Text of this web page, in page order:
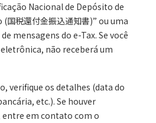
Nacional de Depósito de
税還付金振込通知書)” ou uma
mensagens do e-Tax. Se você
não receberá um
verifique os detalhes (data do
etc.). Se houver
entre em contato com o